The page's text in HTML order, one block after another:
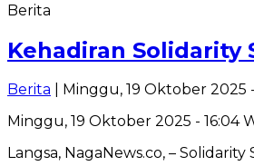
Berita
Kehadiran Solidarity
Berita | Minggu, 19 Oktober 2025
Minggu, 19 Oktober 2025 - 16:04
Langsa, NagaNews.co, –